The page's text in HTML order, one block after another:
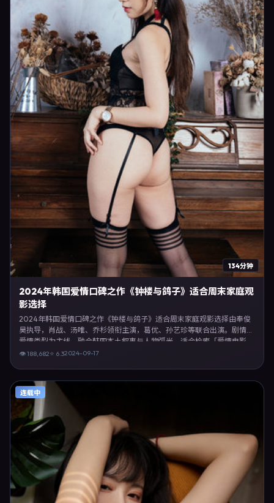
134分钟
2024年韩国爱情口碑之作《钟楼与鸽子》适合周末家庭观
影选择
2024年韩国爱情口碑之作《钟楼与鸽子》适合周末家庭观影选择由奉俊
昊执导，肖战、汤唯、乔杉领衔主演，葛优、孙艺珍等联合出演。剧情以
爱情类型为主线，融合韩国本土叙事与人物弧光，适合检索「爱情电影
韩国 奉俊昊 肖战」等关键词的观众。2024年9月17日韩国首映礼举办，
👁188,682⭐ 6.32024-09-17
连载中